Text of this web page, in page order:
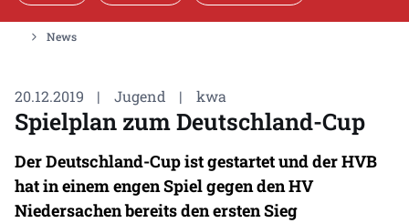
News
20.12.2019 | Jugend | kwa
Spielplan zum Deutschland-Cup
Der Deutschland-Cup ist gestartet und der HVB
hat in einem engen Spiel gegen den HV
Niedersachen bereits den ersten Sieg